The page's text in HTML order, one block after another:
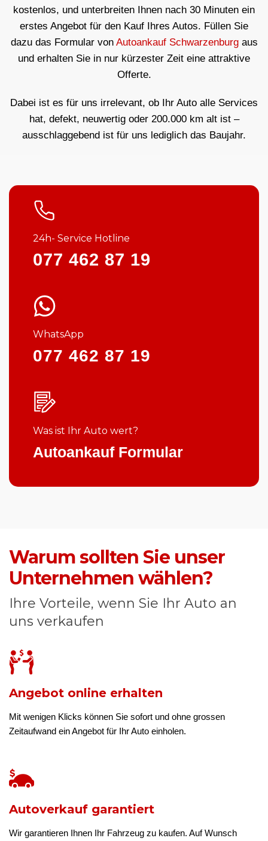
kostenlos, und unterbreiten Ihnen nach 30 Minuten ein
erstes Angebot für den Kauf Ihres Autos. Füllen Sie
dazu das Formular von Autoankauf Schwarzenburgaus
und erhalten Sie in nur kürzester Zeit eine attraktive
Offerte.
Dabei ist es für uns irrelevant, ob Ihr Auto alle Services
hat, defekt, neuwertig oder 200.000 km alt ist –
ausschlaggebend ist für uns lediglich das Baujahr.
24h- Service Hotline
077 462 87 19
WhatsApp
077 462 87 19
Was ist Ihr Auto wert?
Autoankauf Formular
Warum sollten Sie unser
Unternehmen wählen?
Ihre Vorteile, wenn Sie Ihr Auto an
uns verkaufen
Angebot online erhalten
Mit wenigen Klicks können Sie sofort und ohne grossen
Zeitaufwand ein Angebot für Ihr Auto einholen.
Autoverkauf garantiert
Wir garantieren Ihnen Ihr Fahrzeug zu kaufen. Auf Wunsch